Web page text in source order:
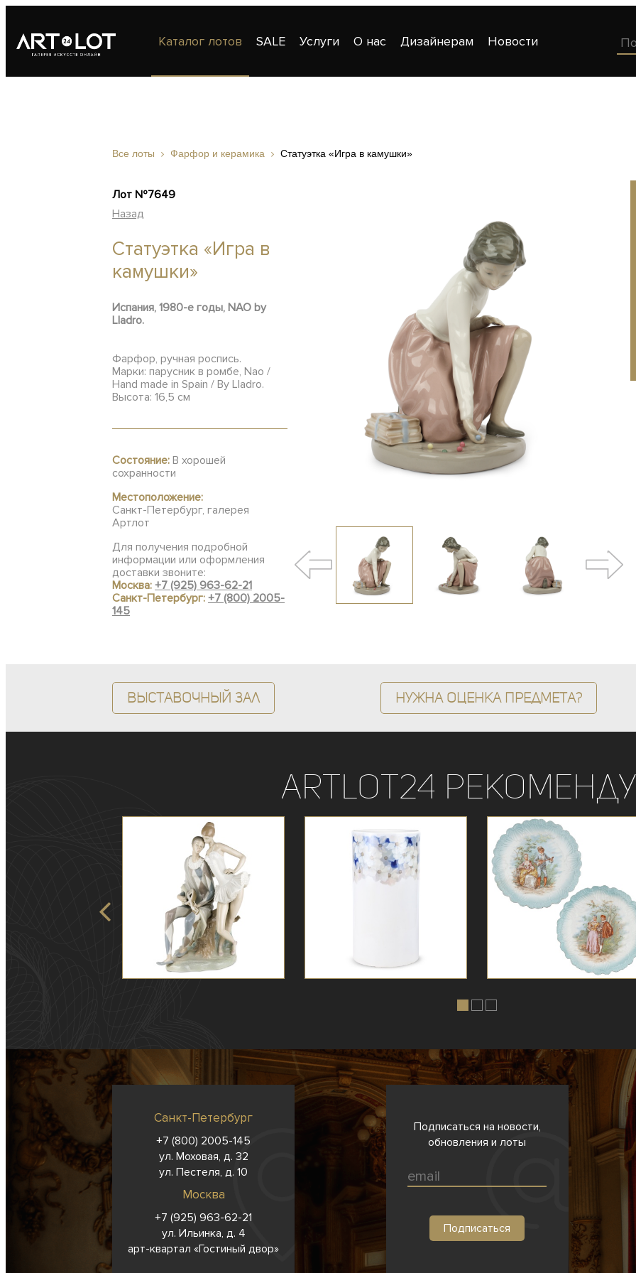
Каталог лотов SALE Услуги О нас Дизайнерам Новости
Все лоты Фарфор и керамика Статуэтка «Игра в камушки»
Лот №7649
Назад
Статуэтка «Игра в
камушки»
Испания, 1980-е годы, NAO by
Lladro.
Фарфор, ручная роспись.
Марки: парусник в ромбе, Nao /
Hand made in Spain / By Lladro.
Высота: 16,5 см
Состояние: В хорошей
сохранности
Местоположение:
Санкт-Петербург, галерея
Артлот
Для получения подробной
информации или оформления
доставки звоните:
Москва: +7 (925) 963-62-21
Санкт-Петербург: +7 (800) 2005-
145
Выставочный зал Нужна оценка предмета?
ArtLot24
Санкт-Петербург
+7 (800) 2005-145
ул. Моховая, д. 32
ул. Пестеля, д. 10
Москва
+7 (925) 963-62-21
ул. Ильинка, д. 4
арт-квартал «Гостиный двор»
Подписаться на новости,
обновления и лоты